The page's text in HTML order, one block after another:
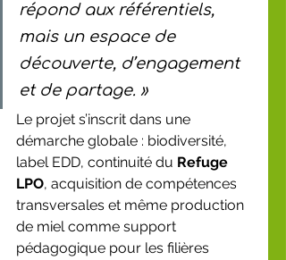
répond aux référentiels,
mais un espace de
découverte, d’engagement
et de partage. »
Le projet s’inscrit dans une
démarche globale : biodiversité,
label EDD, continuité du Refuge
LPO, acquisition de compétences
transversales et même production
de miel comme support
pédagogique pour les filières